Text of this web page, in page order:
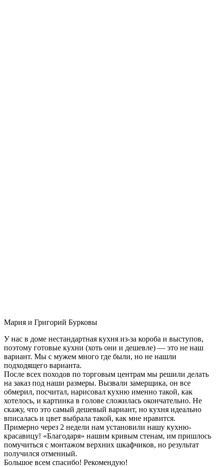
Мария и Григорий Бурковы
У нас в доме нестандартная кухня из-за короба и выступов,
поэтому готовые кухни (хоть они и дешевле) — это не наш
вариант. Мы с мужем много где были, но не нашли
подходящего варианта.
После всех походов по торговым центрам мы решили делать
на заказ под наши размеры. Вызвали замерщика, он все
обмерил, посчитал, нарисовал кухню именно такой, как
хотелось, и картинка в голове сложилась окончательно. Не
скажу, что это самый дешевый вариант, но кухня идеально
вписалась и цвет выбрала такой, как мне нравится.
Примерно через 2 недели нам установили нашу кухню-
красавицу! «Благодаря» нашим кривым стенам, им пришлось
помучиться с монтажом верхних шкафчиков, но результат
получился отменный.
Большое всем спасибо! Рекомендую!